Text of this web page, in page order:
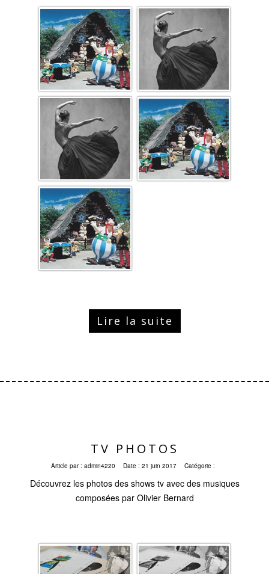
Lire la suite
TV PHOTOS
Article par : admin4220 Date : 21 juin 2017 Catégorie :
Découvrez les photos des shows tv avec des musiques
composées par Olivier Bernard